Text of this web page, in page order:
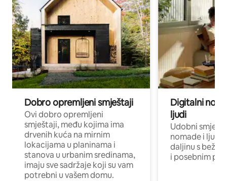
Dobro opremljeni smještaji
Ovi dobro opremljeni
smještaji, među kojima ima
drvenih kuća na mirnim
lokacijama u planinama i
stanova u urbanim sredinama,
imaju sve sadržaje koji su vam
potrebni u vašem domu.
Digitalni
ljudi
Udobni
nomade i ljude
daljinu s
i posebnim